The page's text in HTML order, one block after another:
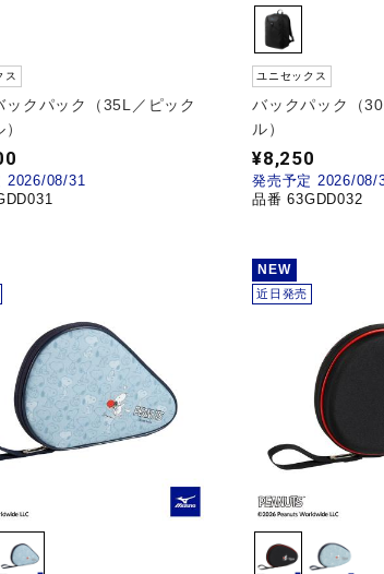
ス
ックパック（35L／ピック
2026/08/31
ユニセックス
バックパック（
ル）
¥8,250
発売予定 2026/08/
品番 63GDD032
NEW
近日発売